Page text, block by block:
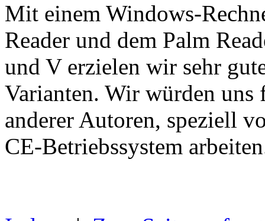
Mit einem Windows-
Reader und dem Palm
und V erzielen wir sehr
Varianten. Wir würden uns
anderer Autoren, speziell
CE-Betriebssystem